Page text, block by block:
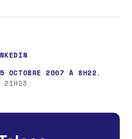
5 OCTOBRE 2007 À 8H22,
21H23